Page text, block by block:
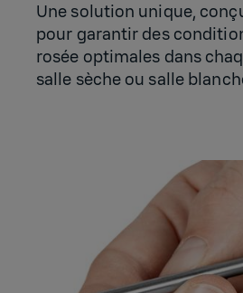
Une solution unique,
pour garantir des
rosée optimales dans
salle sèche ou salle